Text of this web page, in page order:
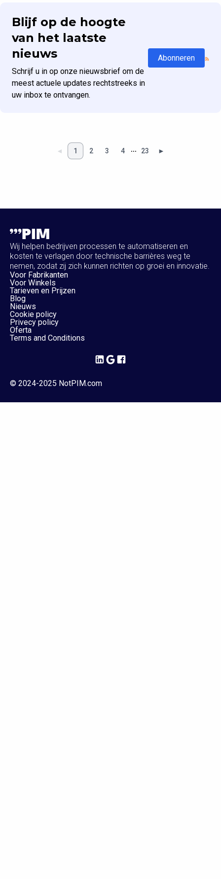
Blijf op de hoogte
van het laatste
nieuws
Schrijf u in op onze nieuwsbrief om de
meest actuele updates rechtstreeks in
uw inbox te ontvangen.
Abonneren
◄ 1 2 3 4 … 23 ►
Wij helpen bedrijven processen te automatiseren en
kosten te verlagen door technische barrières weg te
nemen, zodat zij zich kunnen richten op groei en innovatie.
Voor Fabrikanten
Voor Winkels
Tarieven en Prijzen
Blog
Nieuws
Cookie policy
Privecy policy
Oferta
Terms and Conditions
© 2024-2025 NotPIM.com